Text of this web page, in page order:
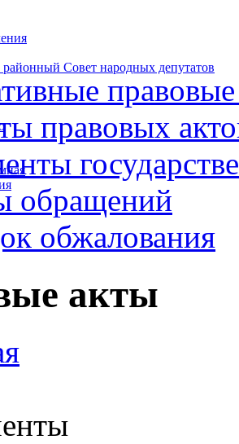
Совет народных депутатов
правовых
обращений
обжалования
акты